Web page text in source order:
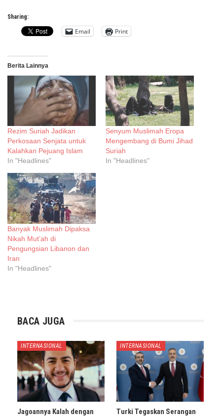
Sharing:
Email Print
Berita Lainnya
Rezim Suriah Jadikan
Perkosaan Senjata untuk
Kalahkan Pejuang Islam
In "Headlines"
Senyum Muslimah Eropa
Mengembang di Bumi Jihad
Suriah
In "Headlines"
Banyak Muslimah Dipaksa
Nikah Mut’ah di
Pengungsian Libanon dan
Iran
In "Headlines"
BACA JUGA
INTERNASIONAL
Jagoannya Kalah dengan
INTERNASIONAL
Turki Tegaskan Serangan